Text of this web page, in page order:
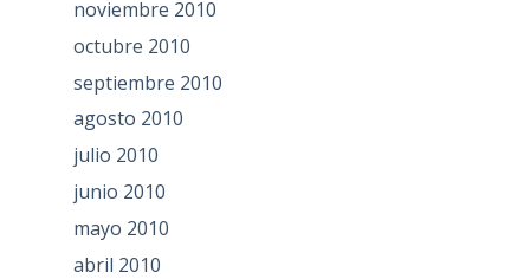
noviembre 2010
octubre 2010
septiembre 2010
agosto 2010
julio 2010
junio 2010
mayo 2010
abril 2010